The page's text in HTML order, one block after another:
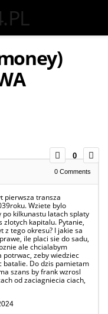
0
0 Comments
pierwsza transza
Wziete bylo
po kilkunastu latach splaty
zlotych kapitalu. Pytanie,
z tego okresu? I jakie sa
ile placi sie do sadu,
ale chcialabym
potrwac, zeby wiedziec
batalie. Do dzis pamietam
szans by frank wzrosl
od zaciagniecia ciach,